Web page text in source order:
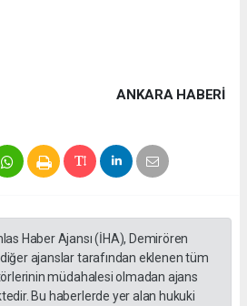
ANKARA HABERİ
Haber Ajansı (İHA), Demirören
diğer ajanslar tarafından eklenen tüm
müdahalesi olmadan ajans
Bu haberlerde yer alan hukuki